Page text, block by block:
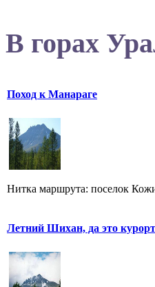
В горах
Поход к Манараге
Нитка маршрута: поселок
Летний Шихан, да это